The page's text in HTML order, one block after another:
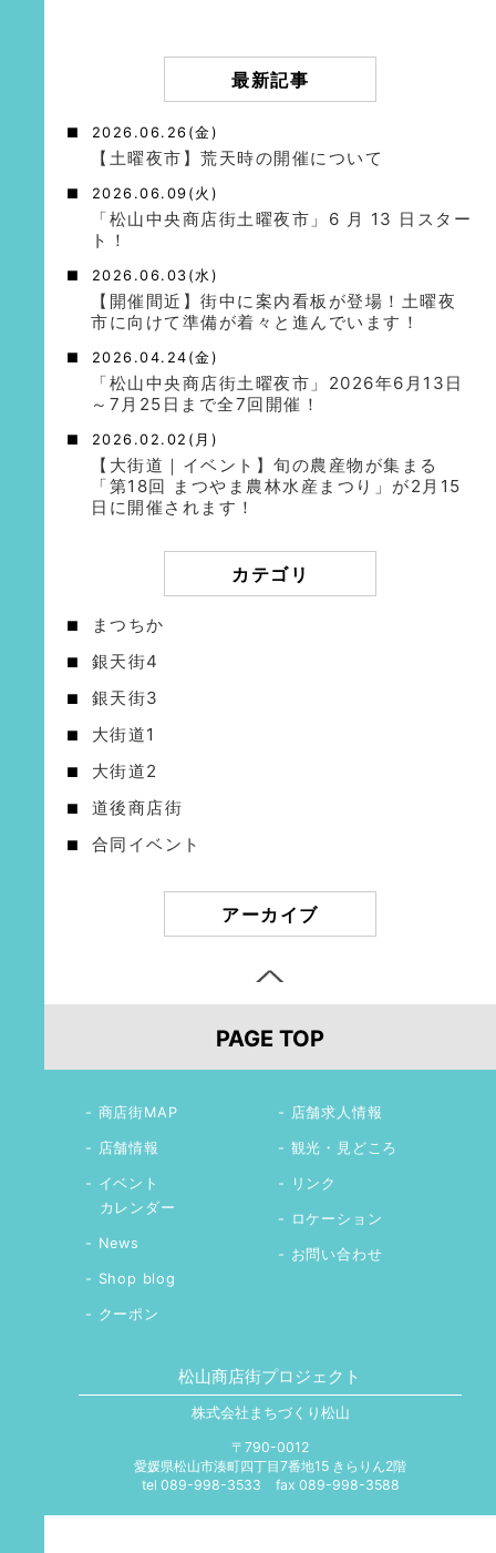
最新記事
2026.06.26(金)
【土曜夜市】荒天時の開催について
2026.06.09(火)
「松山中央商店街土曜夜市」6 月 13 日スター
ト！
2026.06.03(水)
【開催間近】街中に案内看板が登場！土曜夜
市に向けて準備が着々と進んでいます！
2026.04.24(金)
「松山中央商店街土曜夜市」2026年6月13日
～7月25日まで全7回開催！
2026.02.02(月)
【大街道｜イベント】旬の農産物が集まる
「第18回 まつやま農林水産まつり」が2月15
日に開催されます！
カテゴリ
まつちか
銀天街4
銀天街3
大街道1
大街道2
道後商店街
合同イベント
アーカイブ
PAGE TOP
商店街MAP
店舗情報
イベント
カレンダー
News
Shop blog
クーポン
店舗求人情報
観光・見どころ
リンク
ロケーション
お問い合わせ
松山商店街プロジェクト
株式会社まちづくり松山
〒790-0012
愛媛県松山市湊町四丁目7番地15 きらりん2階
tel 089-998-3533
fax 089-998-3588